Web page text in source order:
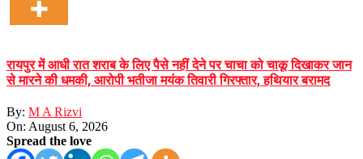
रायपुर में आधी रात शराब के लिए पैसे नहीं देने पर चाचा को चाकू दिखाकर जान
से मारने की धमकी, आरोपी भतीजा मयंक तिवारी गिरफ्तार, हथियार बरामद
By: M A Rizvi
On: August 6, 2026
Spread the love